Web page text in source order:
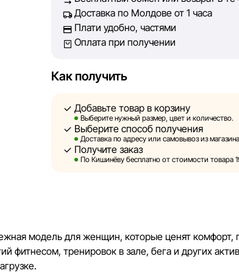
абсолютную точность всех данных,
технических ошибок или сбоев. Мы
актуальность информации на сторонних
Sportlandia оставляет за собой право в
предварительного уведомления
и потребительские свойства товаров.
являются смоделированными и служат
информация о товарах предоставляется
Наша команда регулярно проверяет и
своевременно выявлять и исправлять
Доставка по Молдове от 1 часа
Плати удобно, частями
Оплата при получении
Как получить
Добавьте товар в корзину
Выберите нужный размер, цвет и количество.
Выберите способ получения
Доставка по адресу или самовывоз из
Получите заказ
По Кишинёву бесплатно от стоимости товара
модель для женщин, которые ценят комфорт,
фитнесом, тренировок в зале, бега и других